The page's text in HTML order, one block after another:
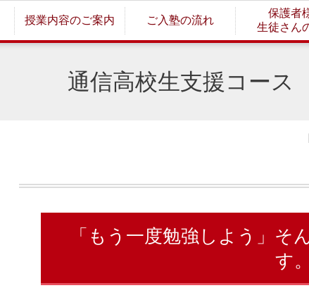
授業内容のご案内 ご入塾の流れ
保護者
生徒さん
通信高校生支援コース
「もう一度勉強しよう」そ
す。